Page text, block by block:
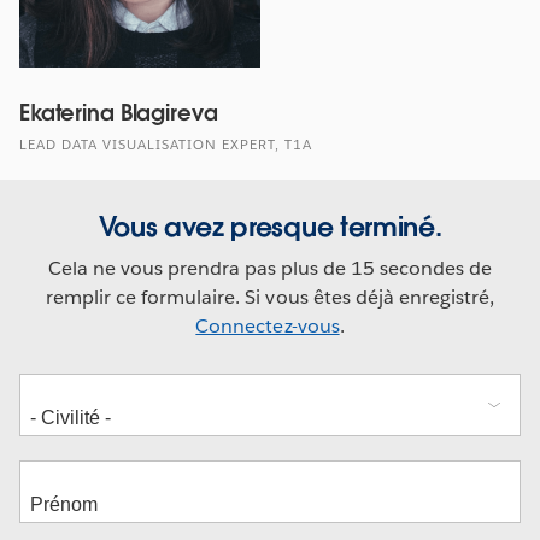
Ekaterina Blagireva
LEAD DATA VISUALISATION EXPERT, T1A
Vous avez presque terminé.
Cela ne vous prendra pas plus de 15 secondes de
remplir ce formulaire. Si vous êtes déjà enregistré,
Connectez-vous.